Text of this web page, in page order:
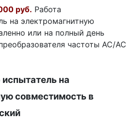
руб. Работа
на электромагнитную
или на полный день
частоты AC/AC
на
совместимость в